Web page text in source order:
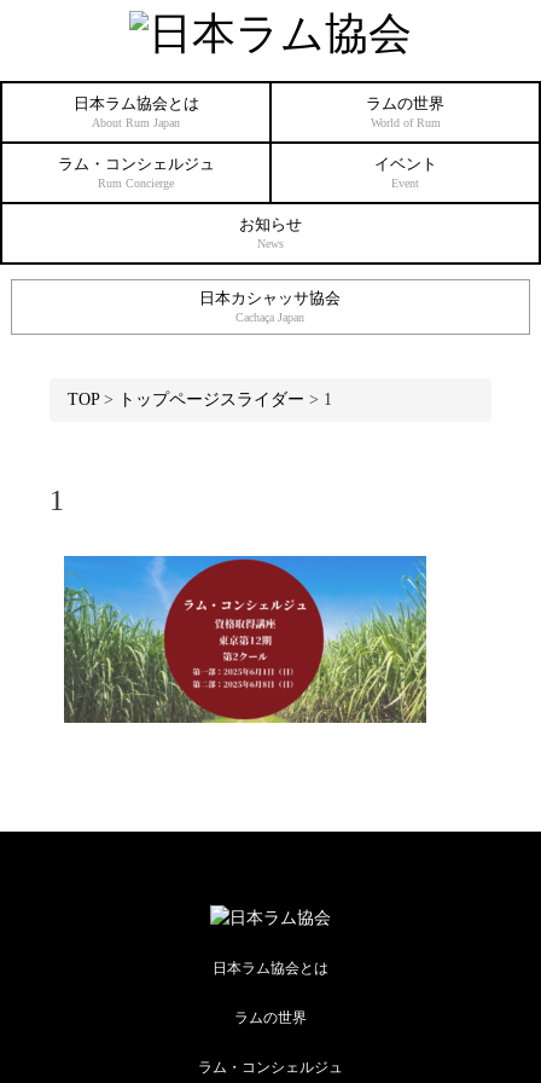
日本ラム協会とは
About Rum Japan
ラムの世界
World of Rum
ラム・コンシェルジュ
Rum Concierge
イベント
Event
お知らせ
News
日本カシャッサ協会
Cachaça Japan
TOP> トップページスライダー > 1
1
日本ラム協会とは
ラムの世界
ラム・コンシェルジュ